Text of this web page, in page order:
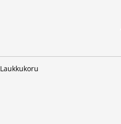
Laukkukoru